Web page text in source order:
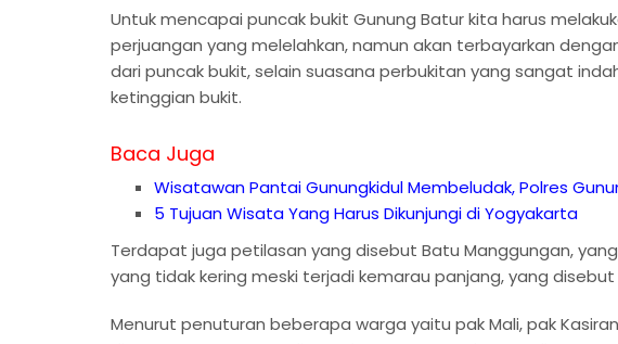
Untuk mencapai puncak bukit Gunung Batur kita harus
perjuangan yang melelahkan, namun akan terbayarkan
dari puncak bukit, selain suasana perbukitan yang sangat
ketinggian bukit.
Baca Juga
Wisatawan Pantai Gunungkidul Membeludak, Polres
5 Tujuan Wisata Yang Harus Dikunjungi di Yogyakarta
Terdapat juga petilasan yang disebut Batu Manggungan,
yang tidak kering meski terjadi kemarau panjang, yang disebut
Menurut penuturan beberapa warga yaitu pak Mali, pak